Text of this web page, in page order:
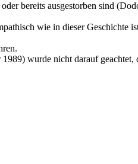
bereits ausgestorben sind
wie in dieser Geschichte
wurde nicht darauf geachtet,